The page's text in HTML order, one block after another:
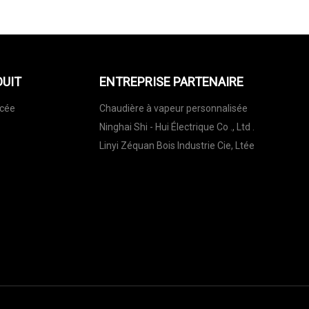
ENTREPRISE PARTENAIRE
Chaudière à vapeur personnalisée
Ninghai Shi - Hui Électrique Co ., Ltd .
Linyi Zéquan Bois Industrie Cie, Ltée